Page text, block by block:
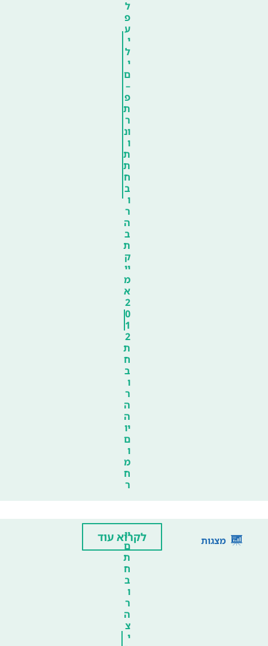
ל
פ
ע
י
ל
י
ם
–
פ
ת
ר
ונ
ו
ת
ת
ח
ב
ו
ר
ה
ב
ת
ק
יי
מ
א
2
0
1
2
ת
ח
ב
ו
ר
ה
ה
יו
ם
ו
מ
ח
ר
מצגות
יו
ם
ת
ח
ב
ו
ר
ה
צ
י
לקרוא עוד